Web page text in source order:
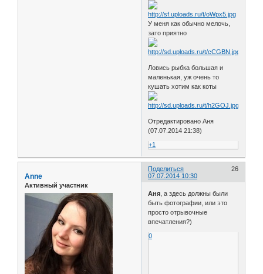
У меня как обычно мелочь,
зато приятно
Ловись рыбка большая и
маленькая, уж очень то
кушать хотим как коты
Отредактировано Аня
(07.07.2014 21:38)
+1
Поделиться
26
07.07.2014 10:30
Anne
Активный участник
Аня , а здесь должны были
быть фотографии, или это
просто отрывочные
впечатления?)
0